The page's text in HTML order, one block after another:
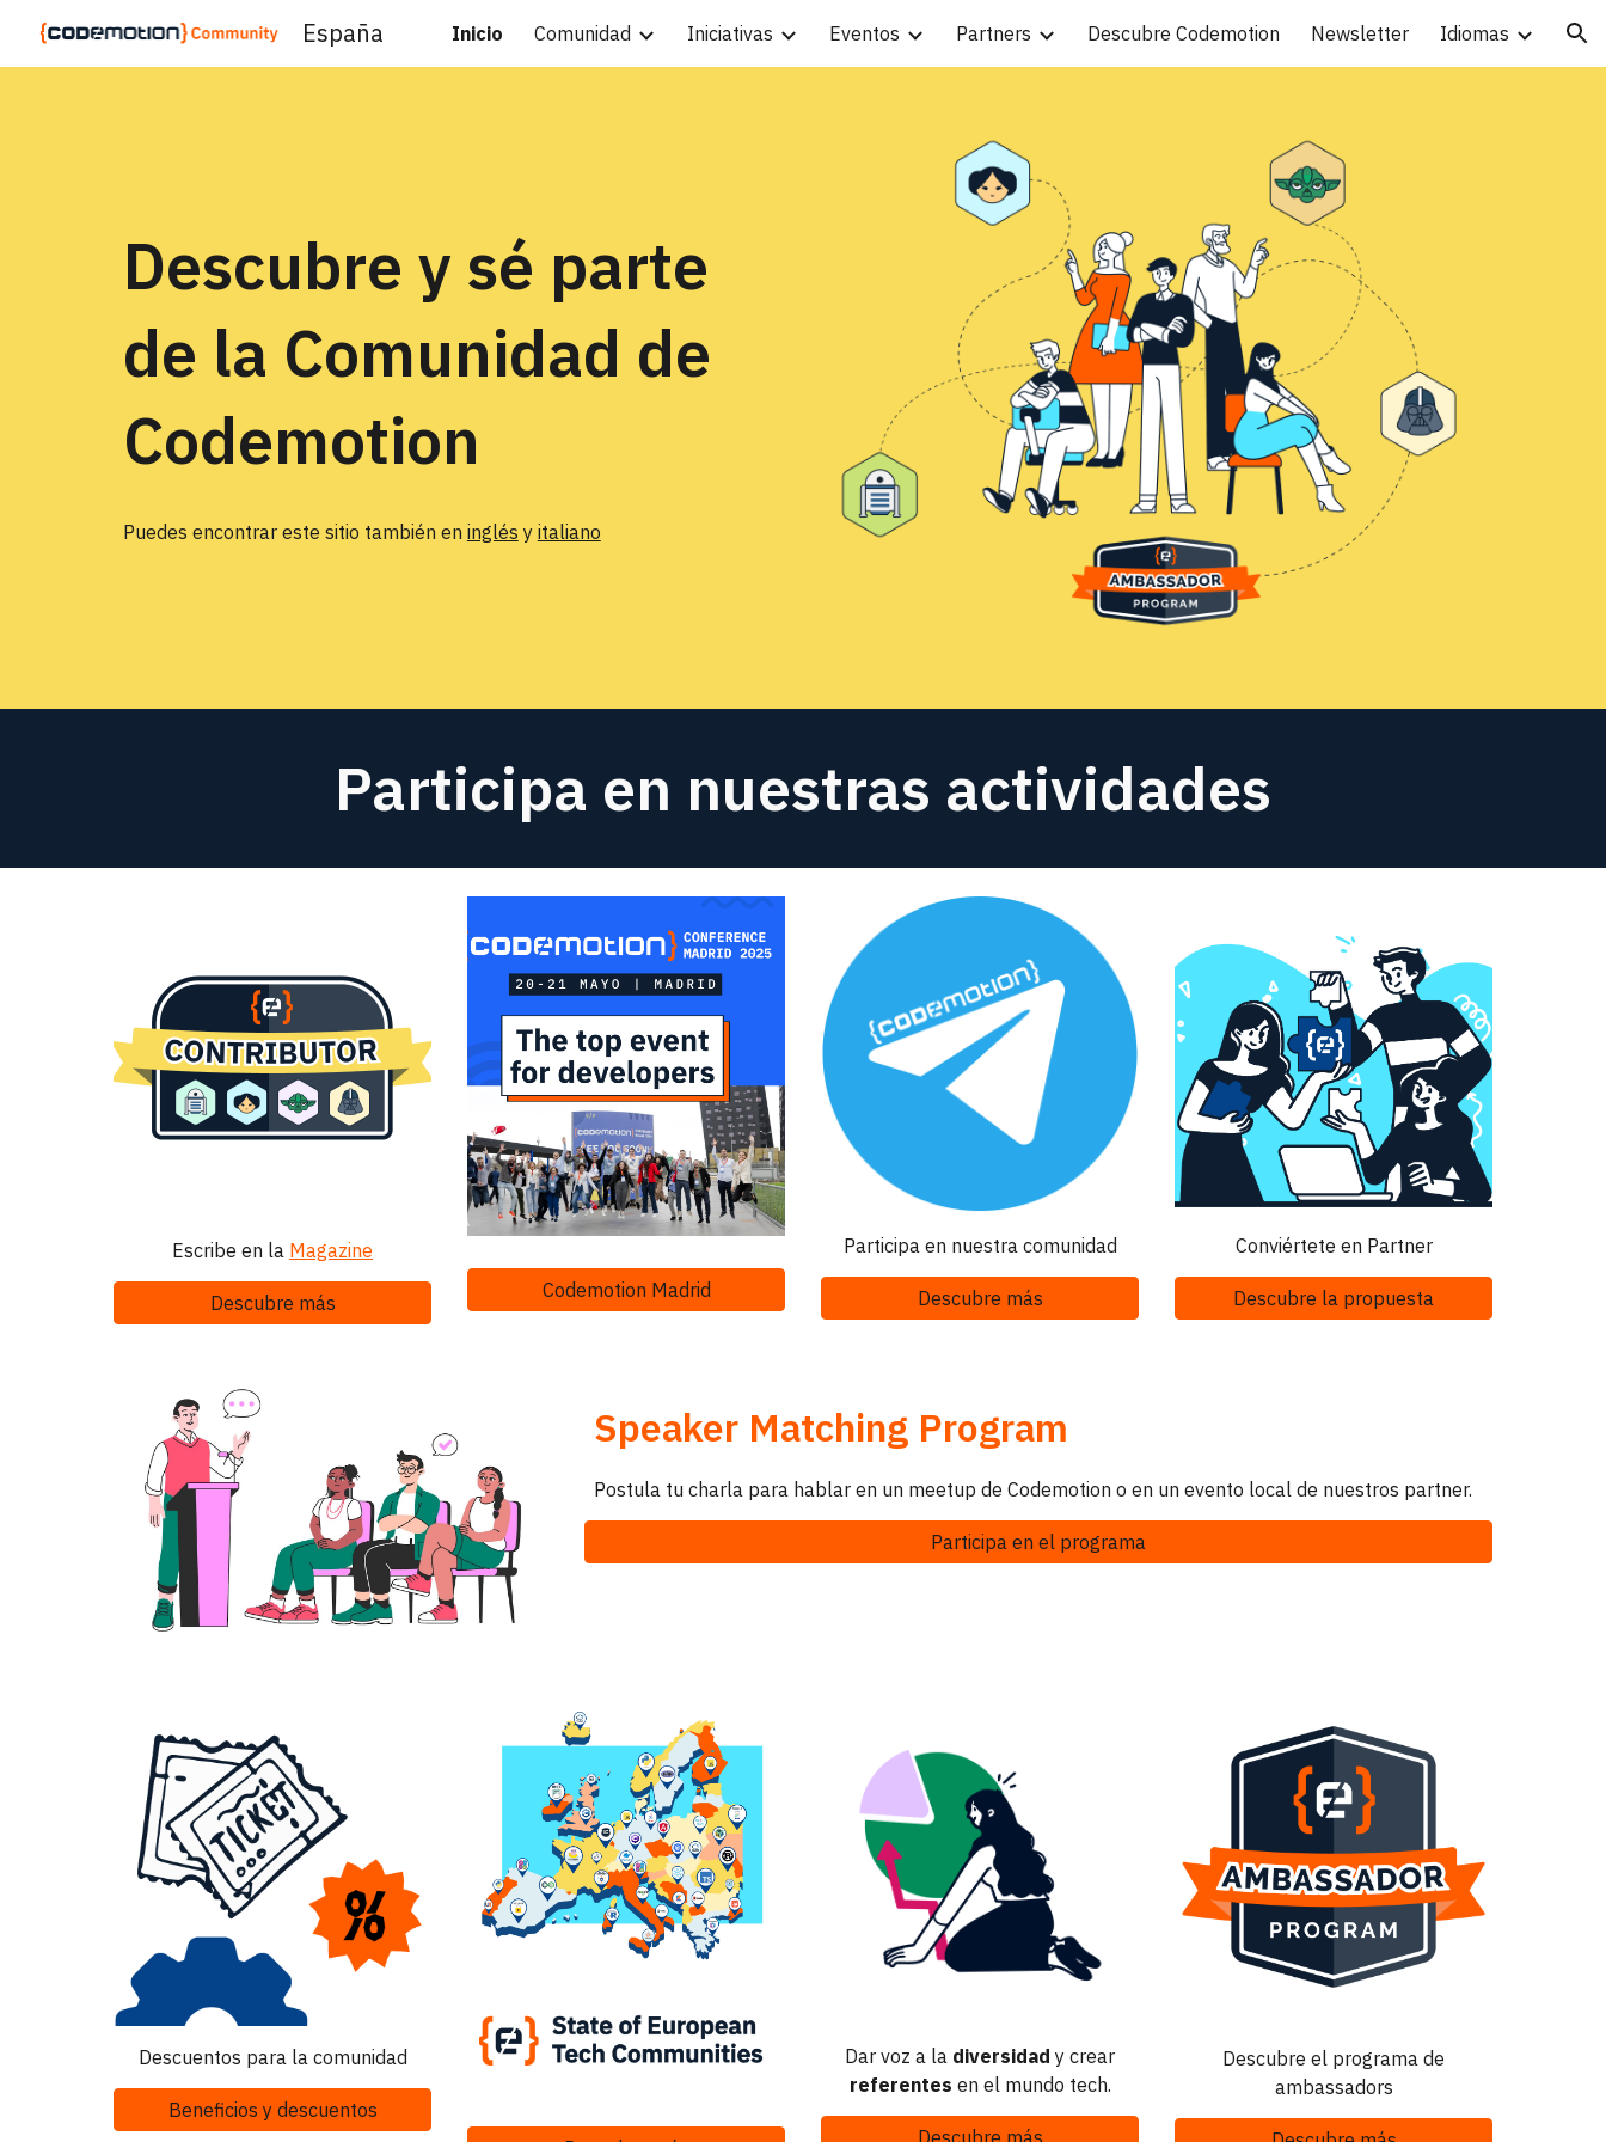
Skip to main content Skip to navigation
España Inicio Comunidad Iniciativas Eventos Partners Descubre Codemotion Newsletter Idiomas
Descubre y sé parte
de la Comunidad de
Codemotion
Puedes encontrar este sitio también en inglés y italiano
Participa en nuestras actividades
Escribe en la Magazine
Descubre más
Codemotion Madrid
Participa en nuestracomunidad
Descubre más
Conviértete en Partner
Descubre la propuesta
Speaker Matching Program
Postula tu charla para hablar en un meetup de Codemotion o en un evento local de nuestros partner.
Participa en el programa
Descuentos para la comunidad
Beneficios y descuentos
Dar voz a la diversidad y crear
referentes en el mundo tech.
Descubre más
Descubre el programa de
ambassadors